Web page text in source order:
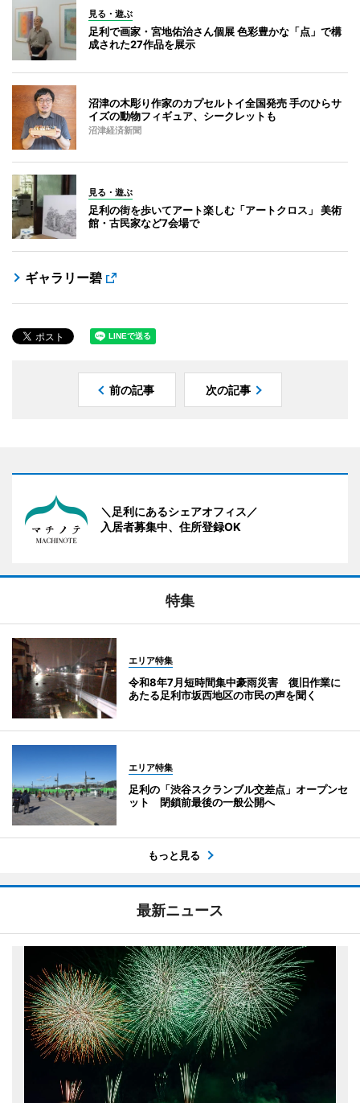
見る・遊ぶ
足利で画家・宮地佑治さん個展 色彩豊かな「点」で構
成された27作品を展示
沼津の木彫り作家のカプセルトイ全国発売 手のひらサ
イズの動物フィギュア、シークレットも
沼津経済新聞
見る・遊ぶ
足利の街を歩いてアート楽しむ「アートクロス」 美術
館・古民家など7会場で
ギャラリー碧
前の記事 次の記事
＼足利にあるシェアオフィス／
入居者募集中、住所登録OK
特集
エリア特集
令和8年7月短時間集中豪雨災害 復旧作業に
あたる足利市坂西地区の市民の声を聞く
エリア特集
足利の「渋谷スクランブル交差点」オープンセ
ット 閉鎖前最後の一般公開へ
もっと見る
最新ニュース